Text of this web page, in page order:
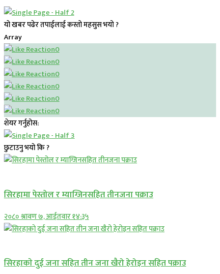
यो खबर पढेर तपाईलाई कस्तो महसुस भयो ?
Array
0
0
0
0
0
0
शेयर गर्नुहोस:
छुटाउनु भयो कि ?
सिरहामा पेस्तोल र म्याग्जिनसहित तीनजना पक्राउ
२०८० श्रावण ७, आईतवार १४:३५
सिरहाकाे दुई जना सहित तीन जना खैरो हेरोइन सहित पक्राउ